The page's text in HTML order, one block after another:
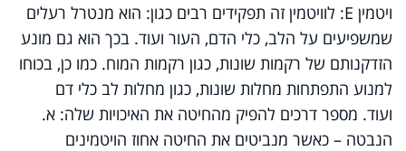
ויטמין E: לוויטמין זה תפקידים רבים כגון: הוא מנטרל רעלים
שמשפיעים על הלב, כלי הדם, העור ועוד. בכך הוא גם מונע
הזדקנותם של רקמות שונות, כגון רקמות המוח. כמו כן, בכוחו
למנוע התפתחות מחלות שונות, כגון מחלות לב כלי דם
ועוד. מספר דרכים להפיק מהחיטה את האיכויות שלה: א.
הנבטה – כאשר מנביטים את החיטה אחוז הויטמינים